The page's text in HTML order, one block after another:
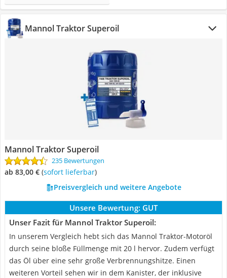
Mannol Traktor Superoil
Mannol Traktor Superoil
235 Bewertungen
ab 83,00 € ( Sofort lieferbar)
Preisvergleich und weitere Angebote
Unsere Bewertung: GUT
Unser Fazit für Mannol Traktor Superoil:
In unserem Vergleich hebt sich das Mannol Traktor-Motoröl
durch seine bloße Füllmenge mit 20 l hervor. Zudem verfügt
das Öl über eine sehr große Verbrennungshitze. Einen
weiteren Vorteil sehen wir in dem Kanister, der inklusive